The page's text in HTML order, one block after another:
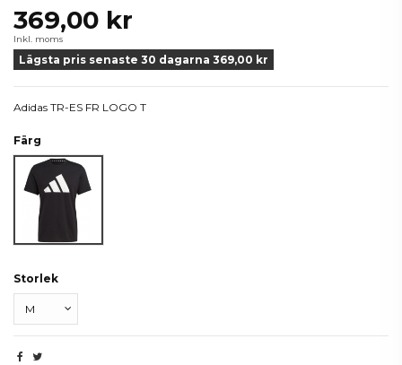
369,00 kr
Inkl. moms
Lägsta pris senaste 30 dagarna 369,00 kr
Adidas TR-ES FR LOGO T
Färg
Svart
Storlek